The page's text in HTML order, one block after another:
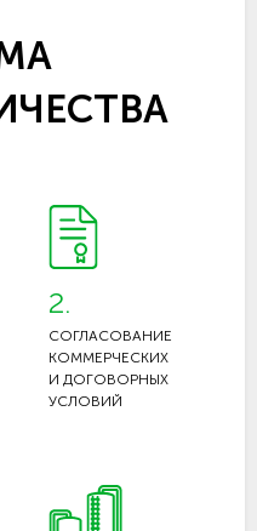
2.
СОГЛАСОВАНИЕ
КОММЕРЧЕСКИХ
И ДОГОВОРНЫХ
УСЛОВИЙ